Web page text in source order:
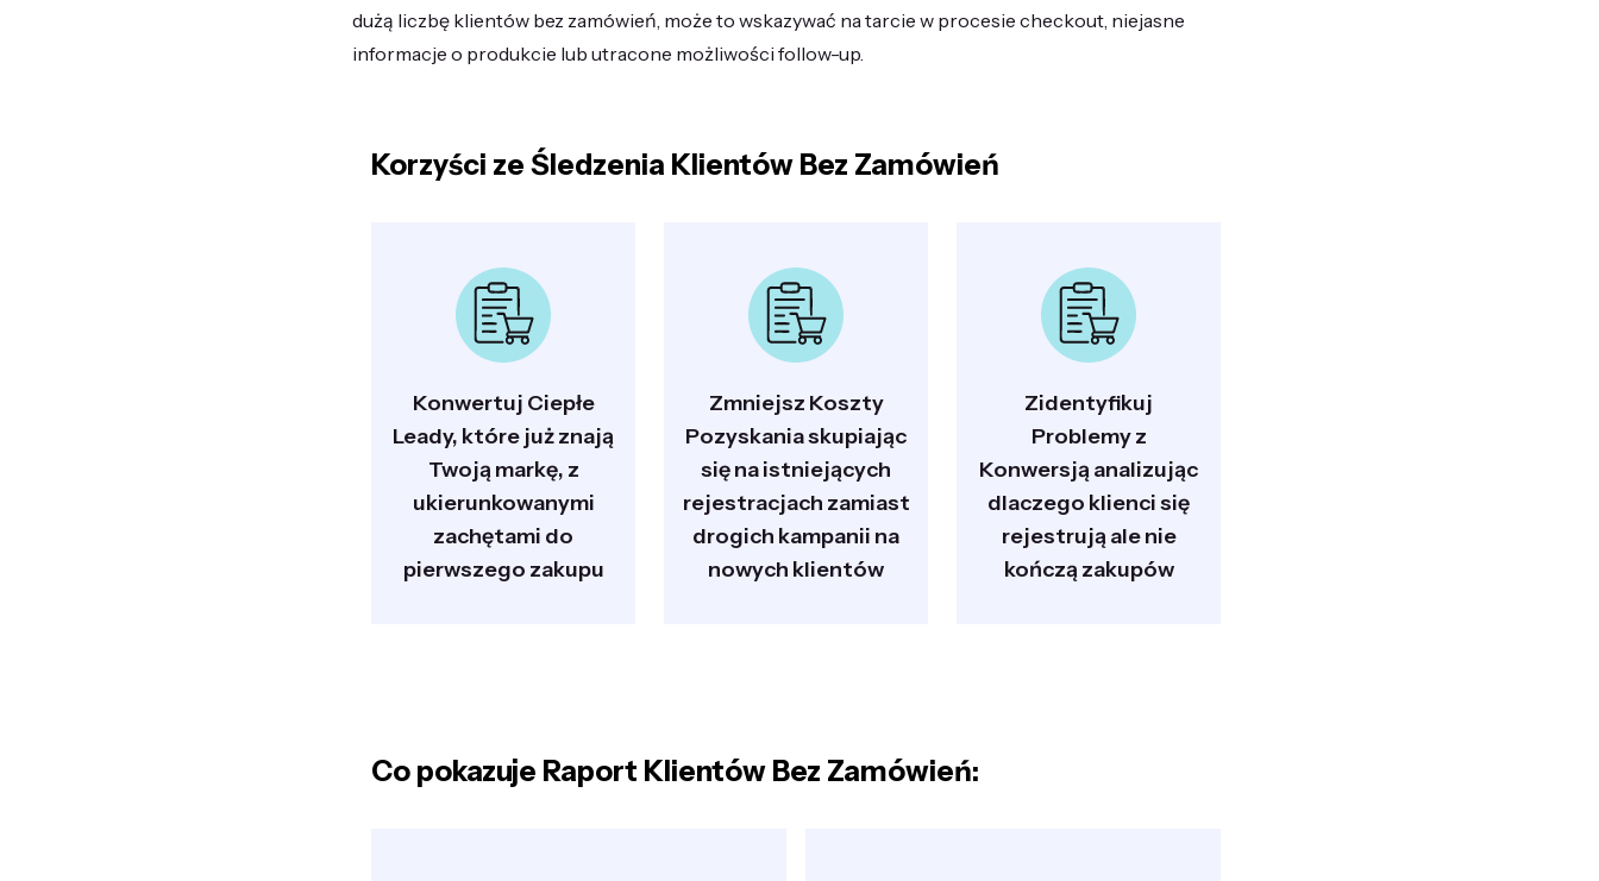
dużą liczbę klientów bez zamówień, może to wskazywać na tarcie w procesie checkout, niejasne
informacje o produkcie lub utracone możliwości follow-up.
Korzyści ze Śledzenia Klientów Bez Zamówień
Konwertuj Ciepłe
Leady, które już znają
Twoją markę, z
ukierunkowanymi
zachętami do
pierwszego zakupu
Zmniejsz Koszty
Pozyskania skupiając
się na istniejących
rejestracjach zamiast
drogich kampanii na
nowych klientów
Zidentyfikuj
Problemy z
Konwersją analizując
dlaczego klienci się
rejestrują ale nie
kończą zakupów
Co pokazuje Raport Klientów Bez Zamówień: